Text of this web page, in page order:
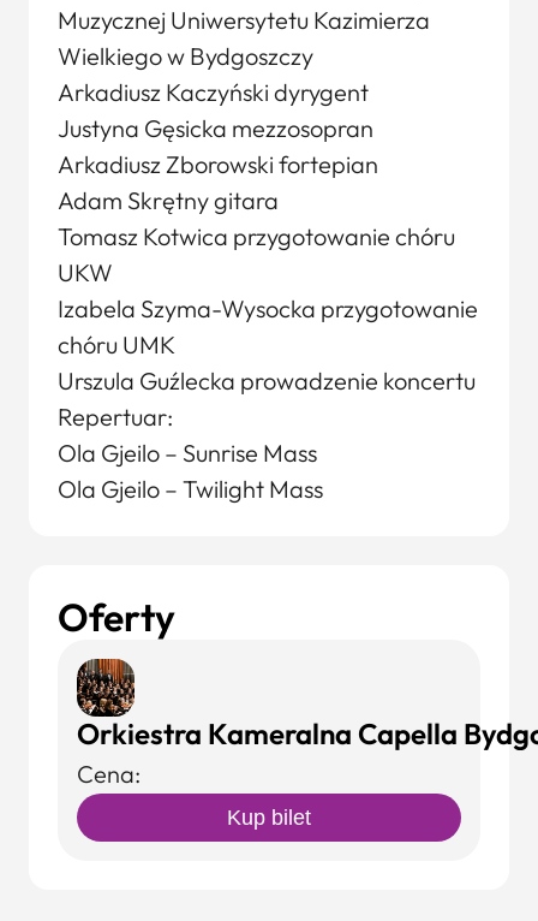
Muzycznej Uniwersytetu Kazimierza
Wielkiego w Bydgoszczy
Arkadiusz Kaczyński dyrygent
Justyna Gęsicka mezzosopran
Arkadiusz Zborowski fortepian
Adam Skrętny gitara
Tomasz Kotwica przygotowanie chóru
UKW
Izabela Szyma-Wysocka przygotowanie
chóru UMK
Urszula Guźlecka prowadzenie koncertu
Repertuar:
Ola Gjeilo – Sunrise Mass
Ola Gjeilo – Twilight Mass
Oferty
Orkiestra Kameralna Capella
Cena:
Kup bilet